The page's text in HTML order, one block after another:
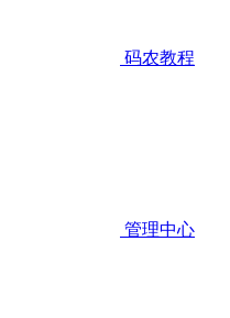
码农教程
管理中心